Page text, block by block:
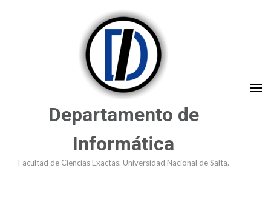
Departamento de
Informática
Facultad de Ciencias Exactas. Universidad Nacional de Salta.